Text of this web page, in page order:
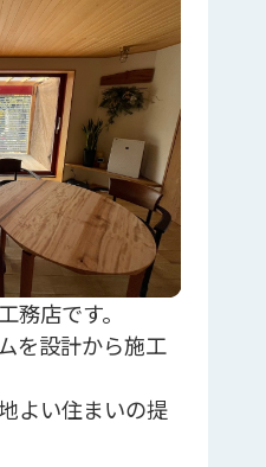
務店です。
を設計から施工
よい住まいの提